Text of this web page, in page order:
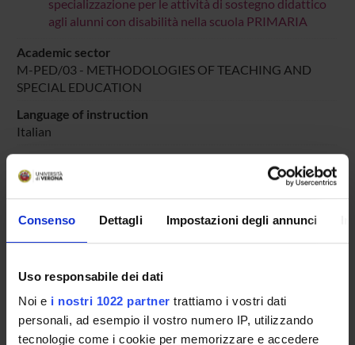
Consenso Dettagli Impostazioni degli annunci
Uso responsabile dei dati
Noi e i nostri 1022 partner trattiamo i vostri dati
personali, ad esempio il vostro numero IP, utilizzando
tecnologie come i cookie per memorizzare e accedere
specializzazione per le attività di sostegno didattico
agli alunni con disabilità nella scuola PRIMARIA
Academic sector
M-PED/03 - METHODOLOGIES OF TEACHING AND
SPECIAL EDUCATION
Language of instruction
Italian
Period
DIDATTICA SOSTEGNO
dal Oct 25, 2025 al Jun 30, 2025.
Course news
Seminars related to the course
LESSON TIMETABLE
Go to lesson schedule